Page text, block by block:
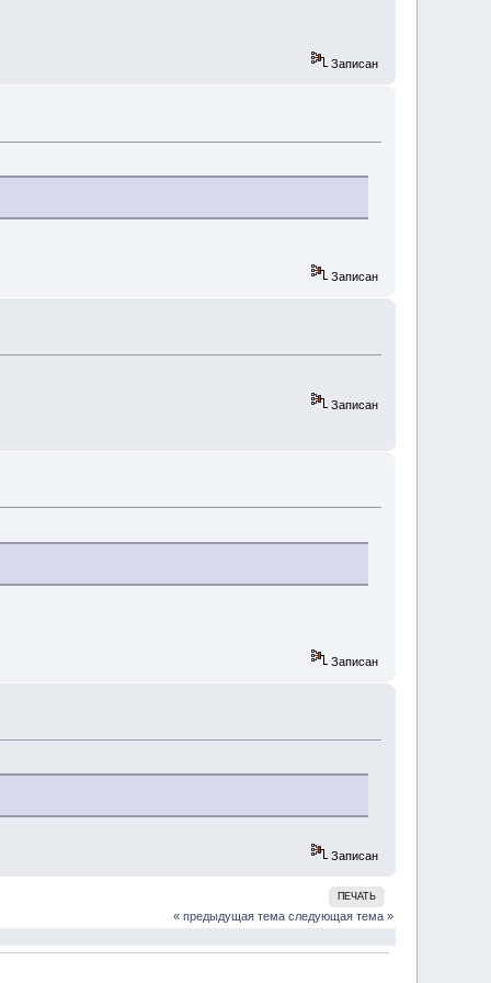
Записан
Записан
Записан
Записан
Записан
ПЕЧАТЬ
« предыдущая тема следующая тема »